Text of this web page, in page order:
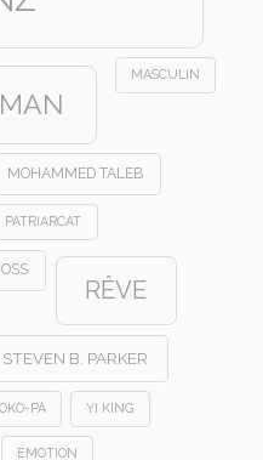
MASCULIN
MOHAMMED TALEB
PATRIARCAT
RÊVE
STEVEN B. PARKER
PA YI KING
ÉMOTION